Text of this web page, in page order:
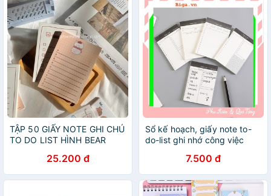
TẬP 50 GIẤY NOTE GHI CHÚ
TO DO LIST HÌNH BEAR
Tiệm nhà Chun
25.200 đ
Sổ kế hoạch, giấy note to-
do-list ghi nhớ công việc
7.500 đ